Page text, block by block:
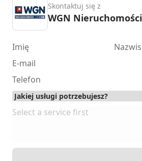
Skontaktuj się z
WGN Nieruchomości